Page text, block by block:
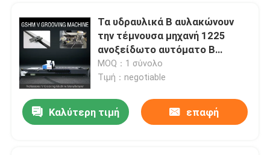
Τα υδραυλικά Β αυλακώνουν
την τέμνουσα μηχανή 1225
ανοξείδωτο αυτόματο Β
αυλακώνοντας τη μηχανή
MOQ：1 σύνολο
Τιμή：negotiable
Καλύτερη τιμή επαφή